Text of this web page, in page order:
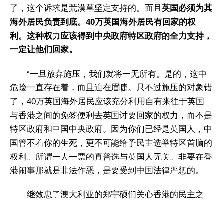
了，这个诉求是荒漠草坚定支持的。而且 英国必须为其
海外居民负责到底。40万英国海外居民有回家的权
利。这种权力应该得到中央政府特区政府的全力支持，
一定让他们回家。
“一旦放弃施压，我们就将一无所有。是的，这中
危险一直存在着，而且迫在眉睫。只不过施压的对象错
了，40万英国海外居民应该充分利用自有来往于英国
与香港之间的免签便利去英国讨要回家的权力，而不是
特区政府和中国中央政府。因为你们已经是英国人，中
国管不着你的生死，更不可能给予民主选举特区首脑的
权利。所谓一人一票的真普选与英国人无关。非要在香
港闹事那就是非法作恶，是要受到中国法律严惩的。
继效忠了澳大利亚的郑宇硕们关心香港的民主之